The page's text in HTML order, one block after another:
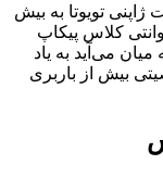
تویوتا به بیش
وانتی کلاس پیکاپ
می‌آید به یاد
بیش از باربری